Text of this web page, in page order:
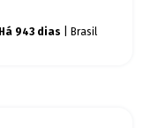
Há 943 dias | Brasil